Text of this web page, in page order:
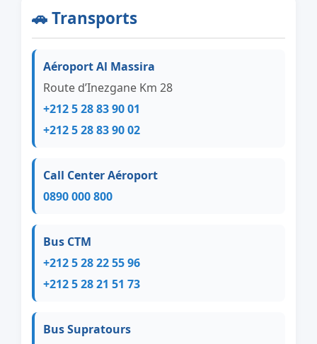
🚗 Transports
Aéroport Al Massira
Route d’Inezgane Km 28
+212 5 28 83 90 01
+212 5 28 83 90 02
Call Center Aéroport
0890 000 800
Bus CTM
+212 5 28 22 55 96
+212 5 28 21 51 73
Bus Supratours